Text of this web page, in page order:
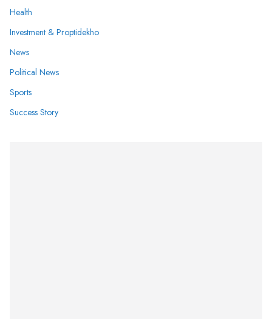
Health
Investment & Proptidekho
News
Political News
Sports
Success Story